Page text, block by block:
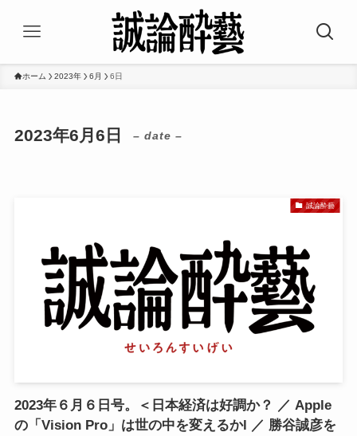
ホーム 2023年 6月 6日
2023年6月6日 – date –
誠論酔藝
2023年６月６日号。＜日本経済は好調か？ ／ Apple
の「Vision Pro」は世の中を変えるかl ／ 勝谷誠彦を